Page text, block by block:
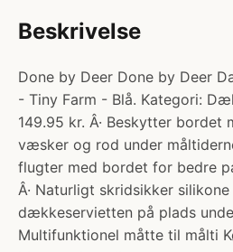
Beskrivelse
Done by Deer Done by Deer
- Tiny Farm - Blå. Kategori:
149.95 kr. Â· Beskytter bordet
væsker og rod under
flugter med bordet for bedre
Â· Naturligt skridsikker
dækkeservietten på plads
Multifunktionel måtte til målti